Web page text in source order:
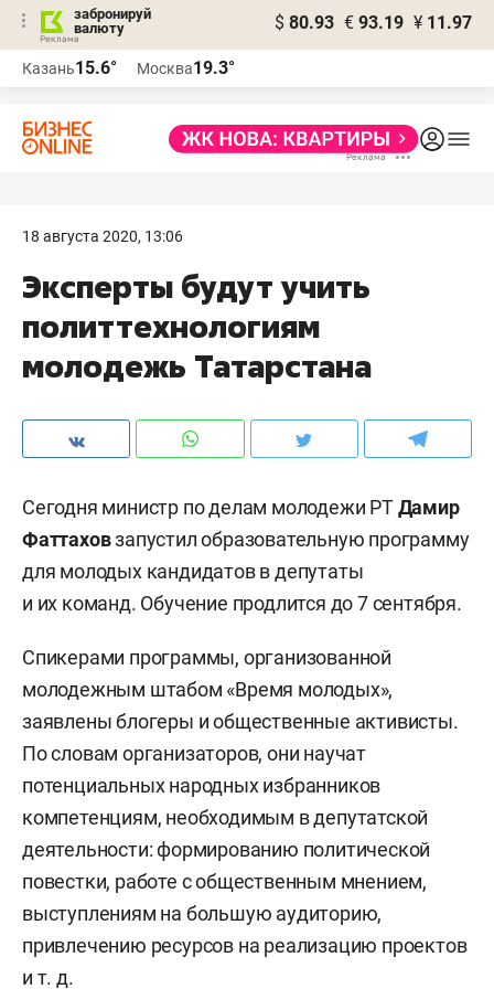
забронируй
валюту
$ 80.93 € 93.19 ¥ 11.97
Казань15.6° Москва19.3°
18 августа 2020, 13:06
Эксперты будут учить
политтехнологиям
молодежь Татарстана
Сегодня министр по делам молодежи РТДамир
Фаттаховзапустил образовательную программу
для молодых кандидатов в депутаты
и их команд. Обучение продлится до 7 сентября.
Спикерами программы, организованной
молодежным штабом «Время молодых»,
заявлены блогеры и общественные активисты.
По словам организаторов, они научат
потенциальных народных избранников
компетенциям, необходимым в депутатской
деятельности: формированию политической
повестки, работе с общественным мнением,
выступлениям на большую аудиторию,
привлечению ресурсов на реализацию проектов
и т. д.